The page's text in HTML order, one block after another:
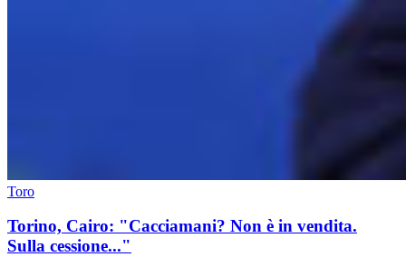
Toro
Torino, Cairo: "Cacciamani? Non è in vendita.
Sulla cessione..."